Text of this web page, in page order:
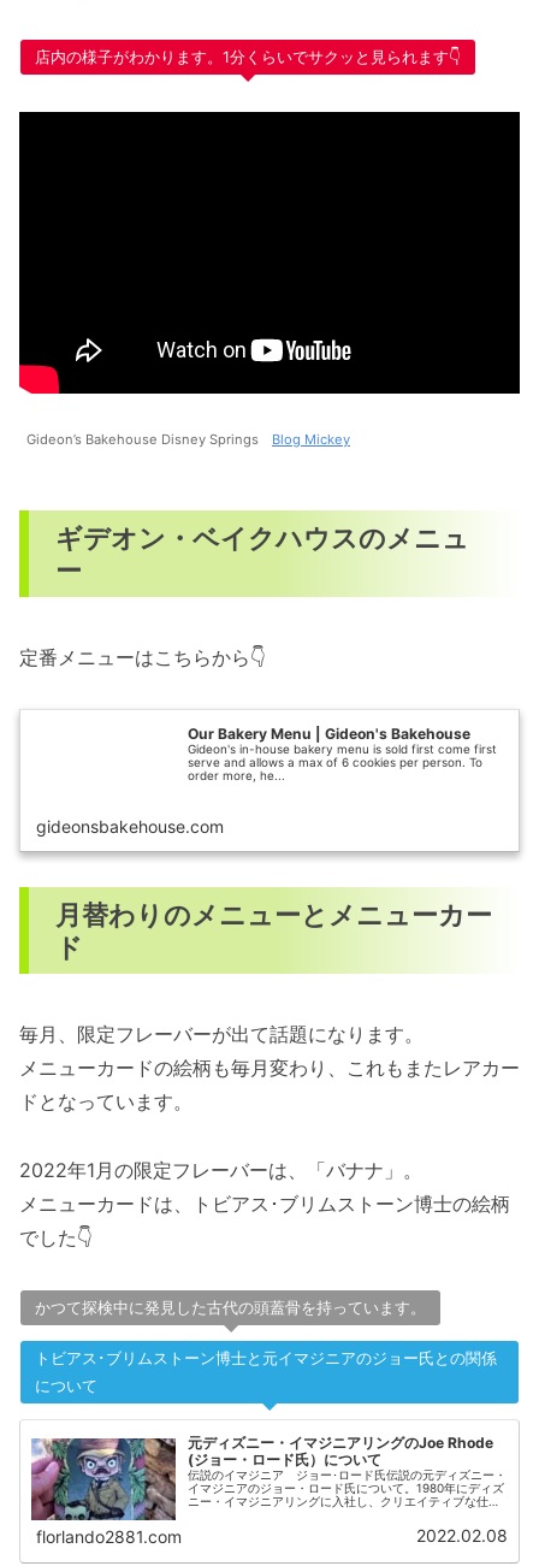
店内の様子がわかります。1分くらいでサクッと見られます👇
Gideon’s Bakehouse Disney Springs Blog Mickey
ギデオン・ベイクハウスのメニュ
ー
定番メニューはこちらから👇
Our Bakery Menu | Gideon's Bakehouse
Gideon's in-house bakery menu is sold first come first
serve and allows a max of 6 cookies per person. To
order more, he...
gideonsbakehouse.com
月替わりのメニューとメニューカー
ド
毎月、限定フレーバーが出て話題になります。
メニューカードの絵柄も毎月変わり、これもまたレアカー
ドとなっています。
2022年1月の限定フレーバーは、「バナナ」。
メニューカードは、トビアス･ブリムストーン博士の絵柄
でした👇
かつて探検中に発見した古代の頭蓋骨を持っています。
トビアス･ブリムストーン博士と元イマジニアのジョー氏との関係
について
元ディズニー・イマジニアリングのJoe Rhode
(ジョー・ロード氏）について
伝説のイマジニア ジョー･ロード氏伝説の元ディズニー・
イマジニアのジョー・ロード氏について。1980年にディズ
ニー・イマジニアリングに入社し、クリエイティブな仕事
florlando2881.com 2022.02.08